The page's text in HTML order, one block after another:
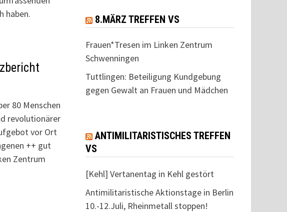
haben.
80 Menschen
revolutionärer
vor Ort
++ gut
Zentrum
8.MÄRZ TREFFEN VS
Frauen*Tresen im Linken Zentrum
Schwenningen
Tuttlingen: Beteiligung Kundgebung
gegen Gewalt an Frauen und Mädchen
ANTIMILITARISTISCHES TREFFEN
VS
[Kehl] Vertanentag in Kehl gestört
Antimilitaristische Aktionstage in Berlin
10.-12.Juli, Rheinmetall stoppen!